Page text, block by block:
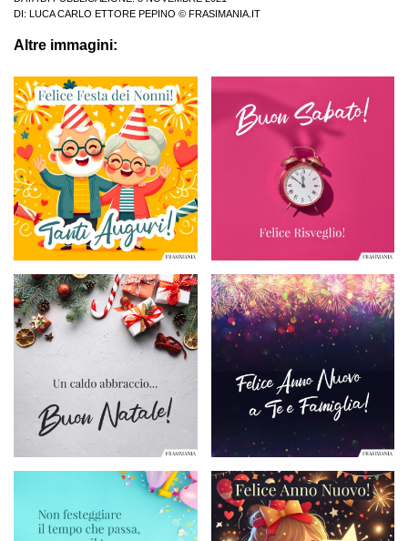
DI:
LUCA CARLO ETTORE PEPINO © FRASIMANIA.IT
Altre immagini: